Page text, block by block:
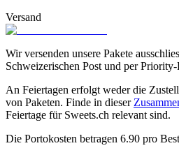
Versand
Wir versenden unsere Pakete
Schweizerischen Post und per Priority-
An Feiertagen erfolgt weder die
von Paketen. Finde in dieser
Feiertage für Sweets.ch relevant sind.
Die Portokosten betragen 6.90 pro